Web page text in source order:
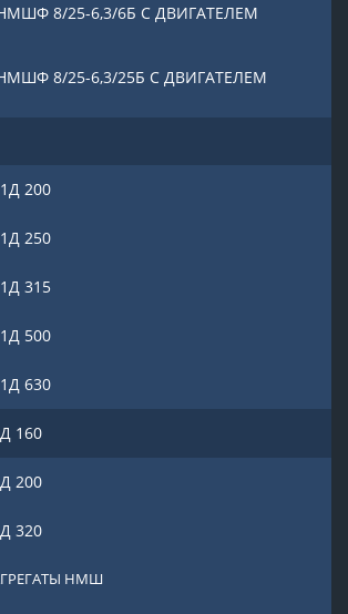
8/25-6,3/6Б С ДВИГАТЕЛЕМ
8/25-6,3/25Б С ДВИГАТЕЛЕМ
200
250
315
500
630
160
200
320
НМШ